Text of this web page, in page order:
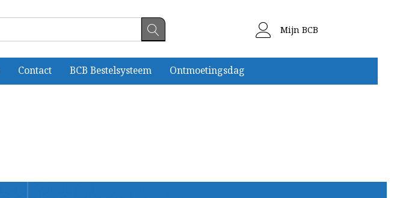
Mijn BCB
Contact BCB Bestelsysteem Ontmoetingsdag